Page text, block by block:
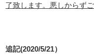
了致します。悪しからず
追記(2020/5/21）